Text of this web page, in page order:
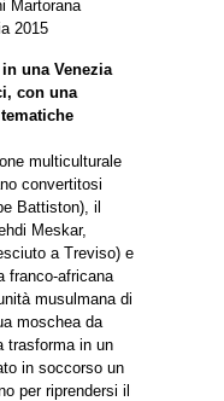
Martorana
2015
una Venezia
con una
multiculturale
convertitosi
Battiston), il
Meskar,
a Treviso) e
franco-africana
musulmana di
moschea da
trasforma in un
in soccorso un
per riprendersi il